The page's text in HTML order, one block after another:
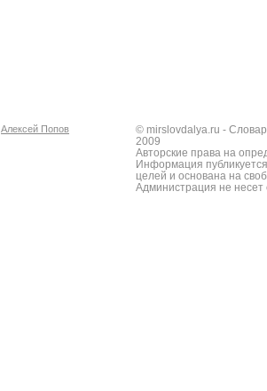
Алексей Попов
© mirslovdalya.ru -
2009
Авторские права на
Информация
целей и основана на
Администрация не несет